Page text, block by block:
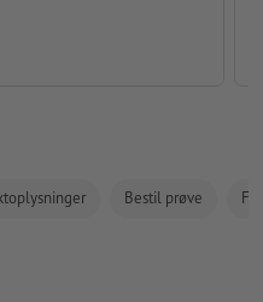
Bestil prøve